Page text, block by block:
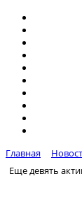
Главная
Еще девять